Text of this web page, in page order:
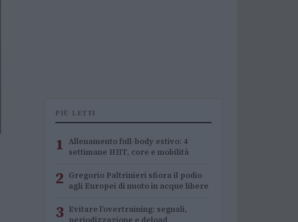
PIÙ LETTI
1 Allenamento full-body estivo: 4
settimane HIIT, core e mobilità
2 Gregorio Paltrinieri sfiora il podio
agli Europei di nuoto in acque libere
3 Evitare l’overtraining: segnali,
periodizzazione e deload